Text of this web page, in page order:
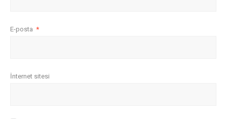
E-posta *
İnternet sitesi